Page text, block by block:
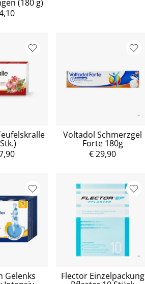
(180 g)
Voltadol Schmerzgel
Forte 180g
€ 29,90
Gelenks Flector Einzelpackung